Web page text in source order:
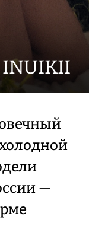
INUIKII
—